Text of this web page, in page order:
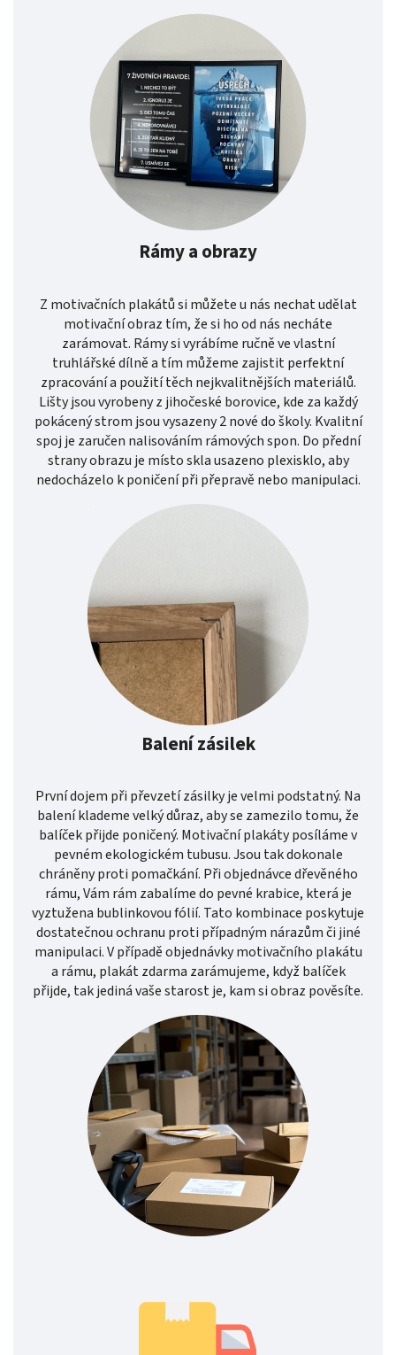
Rámy a obrazy
Z motivačních plakátů si můžete u nás nechat udělat
motivační obraz tím, že si ho od nás necháte
zarámovat. Rámy si vyrábíme ručně ve vlastní
truhlářské dílně a tím můžeme zajistit perfektní
zpracování a použití těch nejkvalitnějších materiálů.
Lišty jsou vyrobeny z jihočeské borovice, kde za každý
pokácený strom jsou vysazeny 2 nové do školy. Kvalitní
spoj je zaručen nalisováním rámových spon. Do přední
strany obrazu je místo skla usazeno plexisklo, aby
nedocházelo k poničení při přepravě nebo manipulaci.
Balení zásilek
První dojem při převzetí zásilky je velmi podstatný. Na
balení klademe velký důraz, aby se zamezilo tomu, že
balíček přijde poničený. Motivační plakáty posíláme v
pevném ekologickém tubusu. Jsou tak dokonale
chráněny proti pomačkání. Při objednávce dřevěného
rámu, Vám rám zabalíme do pevné krabice, která je
vyztužena bublinkovou fólií. Tato kombinace poskytuje
dostatečnou ochranu proti případným nárazům či jiné
manipulaci. V případě objednávky motivačního plakátu
a rámu, plakát zdarma zarámujeme, když balíček
přijde, tak jediná vaše starost je, kam si obraz pověsíte.